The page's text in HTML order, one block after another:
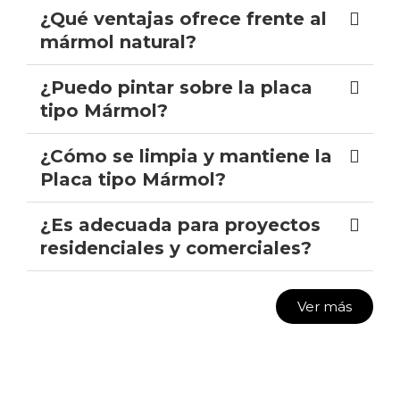
¿Qué ventajas ofrece frente al
mármol natural?
¿Puedo pintar sobre la placa
tipo Mármol?
¿Cómo se limpia y mantiene la
Placa tipo Mármol?
¿Es adecuada para proyectos
residenciales y comerciales?
Ver más